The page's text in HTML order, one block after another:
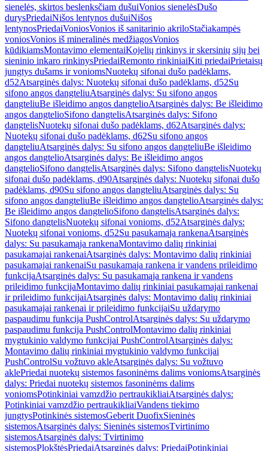
sienelės, skirtos beslenksčiam dušuiVonios sienelėsDušo
durysPriedaiNišos lentynos dušuiNišos
lentynosPriedaiVoniosVonios iš sanitarinio akriloStačiakampės
voniosVonios iš mineralinės medžiagosVonios
kūdikiamsMontavimo elementaiKojelių rinkinys ir skersinių sijų bei
sieninio inkaro rinkinysPriedaiRemonto rinkiniaiKiti priedaiPrietaisų
jungtys dušams ir voniomsNuotekų sifonai dušo padėklams,
d52Atsarginės dalys: Nuotekų sifonai dušo padėklams, d52Su
sifono angos dangteliuAtsarginės dalys: Su sifono angos
dangteliuBe išleidimo angos dangtelioAtsarginės dalys: Be išleidimo
angos dangtelioSifono dangtelisAtsarginės dalys: Sifono
dangtelisNuotekų sifonai dušo padėklams, d62Atsarginės dalys:
Nuotekų sifonai dušo padėklams, d62Su sifono angos
dangteliuAtsarginės dalys: Su sifono angos dangteliuBe išleidimo
angos dangtelioAtsarginės dalys: Be išleidimo angos
dangtelioSifono dangtelisAtsarginės dalys: Sifono dangtelisNuotekų
sifonai dušo padėklams, d90Atsarginės dalys: Nuotekų sifonai dušo
padėklams, d90Su sifono angos dangteliuAtsarginės dalys: Su
sifono angos dangteliuBe išleidimo angos dangtelioAtsarginės dalys:
Be išleidimo angos dangtelioSifono dangtelisAtsarginės dalys:
Sifono dangtelisNuotekų sifonai vonioms, d52Atsarginės dalys:
Nuotekų sifonai vonioms, d52Su pasukamąja rankenaAtsarginės
dalys: Su pasukamąja rankenaMontavimo dalių rinkiniai
pasukamajai rankenaiAtsarginės dalys: Montavimo dalių rinkiniai
pasukamajai rankenaiSu pasukamąja rankena ir vandens prileidimo
funkcijaAtsarginės dalys: Su pasukamąja rankena ir vandens
prileidimo funkcijaMontavimo dalių rinkiniai pasukamajai rankenai
ir prileidimo funkcijaiAtsarginės dalys: Montavimo dalių rinkiniai
pasukamajai rankenai ir prileidimo funkcijaiSu uždarymo
paspaudimu funkcija PushControlAtsarginės dalys: Su uždarymo
paspaudimu funkcija PushControlMontavimo dalių rinkiniai
mygtukinio valdymo funkcijai PushControlAtsarginės dalys:
Montavimo dalių rinkiniai mygtukinio valdymo funkcijai
PushControlSu vožtuvo akleAtsarginės dalys: Su vožtuvo
aklePriedai nuotekų sistemos fasoninėms dalims voniomsAtsarginės
dalys: Priedai nuotekų sistemos fasoninėms dalims
voniomsPotinkiniai vamzdžio pertraukikliaiAtsarginės dalys:
Potinkiniai vamzdžio pertraukikliaiVandens tiekimo
jungtysPotinkinės sistemosGeberit DuofixSieninės
sistemosAtsarginės dalys: Sieninės sistemosTvirtinimo
sistemosAtsarginės dalys: Tvirtinimo
sistemosPlokštėsPriedaiAtsarginės dalys: PriedaiPotinkiniai